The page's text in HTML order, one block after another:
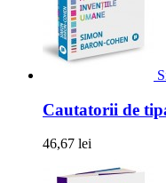
Cautatorii de
46,67 lei